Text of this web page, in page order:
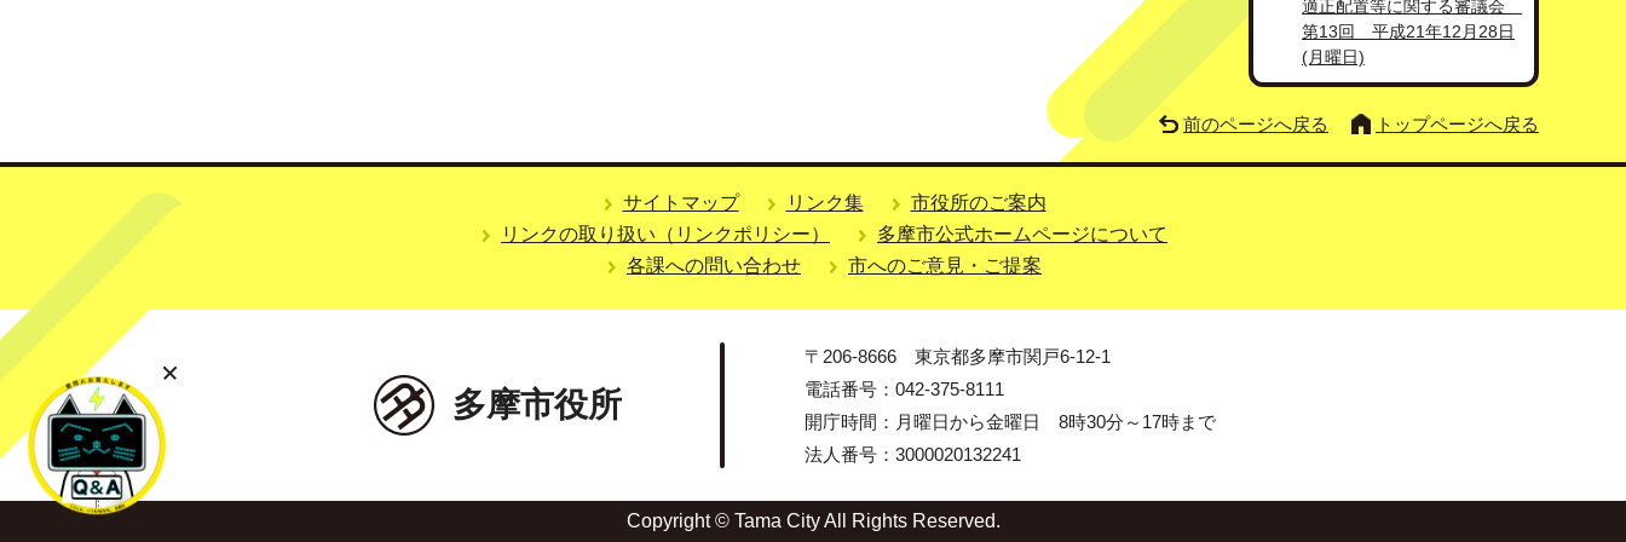
適正配置等に関する審議会
第13回 平成21年12月28日
(月曜日)
前のページへ戻る トップページへ戻る
サイトマップ リンク集
市役所のご案内
リンクの取り扱い（リンクポリシー）
多摩市公式ホームページについて
各課への問い合わせ
市へのご意見・ご提案
多摩市役所
〒206-8666 東京都多摩市関戸6-12-1
電話番号：042-375-8111
開庁時間：月曜日から金曜日 8時30分～17時まで
法人番号：3000020132241
Copyright © Tama City All Rights Reserved.